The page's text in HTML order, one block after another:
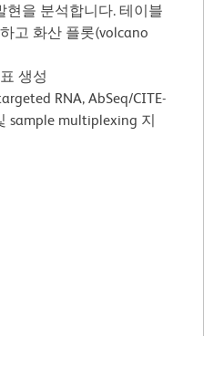
현을 분석합니다. 테이블
고 화산 플롯(volcano
생성
RNA, AbSeq/CITE-
sample multiplexing 지